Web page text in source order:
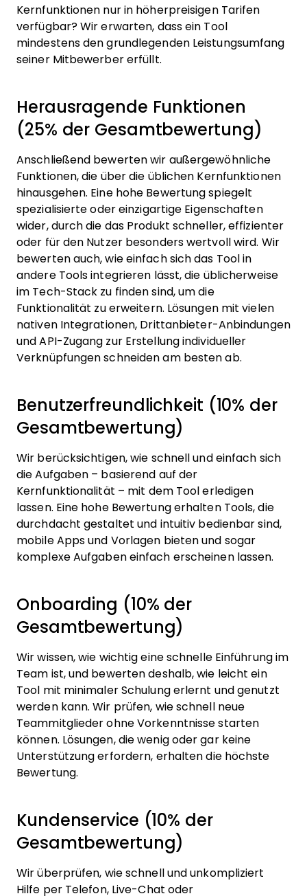
Kernfunktionen nur in höherpreisigen Tarifen
verfügbar? Wir erwarten, dass ein Tool
mindestens den grundlegenden Leistungsumfang
seiner Mitbewerber erfüllt.
Herausragende Funktionen
(25% der Gesamtbewertung)
Anschließend bewerten wir außergewöhnliche
Funktionen, die über die üblichen Kernfunktionen
hinausgehen. Eine hohe Bewertung spiegelt
spezialisierte oder einzigartige Eigenschaften
wider, durch die das Produkt schneller, effizienter
oder für den Nutzer besonders wertvoll wird. Wir
bewerten auch, wie einfach sich das Tool in
andere Tools integrieren lässt, die üblicherweise
im Tech-Stack zu finden sind, um die
Funktionalität zu erweitern. Lösungen mit vielen
nativen Integrationen, Drittanbieter-Anbindungen
und API-Zugang zur Erstellung individueller
Verknüpfungen schneiden am besten ab.
Benutzerfreundlichkeit (10% der
Gesamtbewertung)
Wir berücksichtigen, wie schnell und einfach sich
die Aufgaben – basierend auf der
Kernfunktionalität – mit dem Tool erledigen
lassen. Eine hohe Bewertung erhalten Tools, die
durchdacht gestaltet und intuitiv bedienbar sind,
mobile Apps und Vorlagen bieten und sogar
komplexe Aufgaben einfach erscheinen lassen.
Onboarding (10% der
Gesamtbewertung)
Wir wissen, wie wichtig eine schnelle Einführung im
Team ist, und bewerten deshalb, wie leicht ein
Tool mit minimaler Schulung erlernt und genutzt
werden kann. Wir prüfen, wie schnell neue
Teammitglieder ohne Vorkenntnisse starten
können. Lösungen, die wenig oder gar keine
Unterstützung erfordern, erhalten die höchste
Bewertung.
Kundenservice (10% der
Gesamtbewertung)
Wir überprüfen, wie schnell und unkompliziert
Hilfe per Telefon, Live-Chat oder